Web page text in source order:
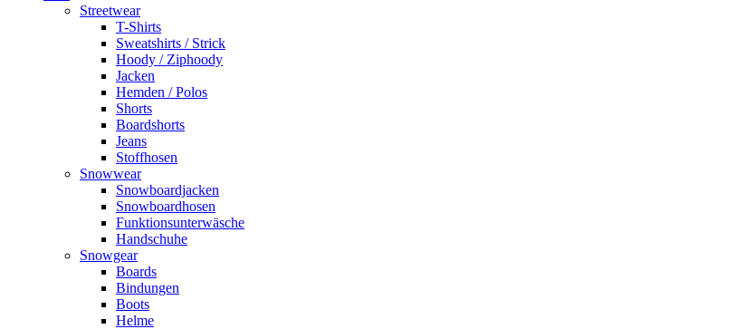
Streetwear
T-Shirts
Sweatshirts / Strick
Hoody / Ziphoody
Jacken
Hemden / Polos
Shorts
Boardshorts
Jeans
Stoffhosen
Snowwear
Snowboardjacken
Snowboardhosen
Funktionsunterwäsche
Handschuhe
Snowgear
Boards
Bindungen
Boots
Helme